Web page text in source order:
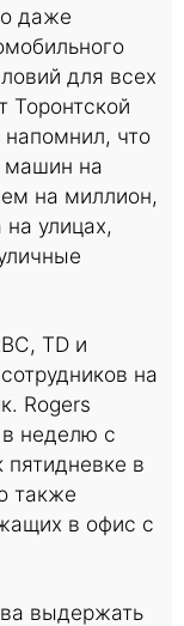
даже
для всех
Торонтской
что
машин на
на миллион,
улицах,
TD и
на
Rogers
неделю с
пятидневке в
также
в офис с
выдержать